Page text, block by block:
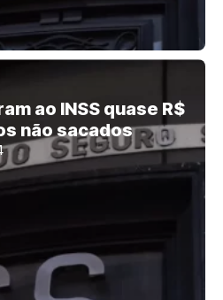
ao INSS quase R$
não sacados